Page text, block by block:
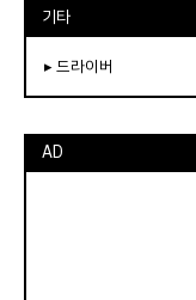
기타
▸ 드라이버
AD